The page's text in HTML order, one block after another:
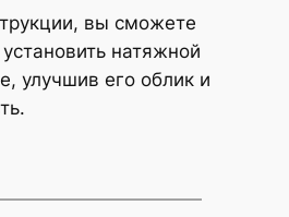
вы сможете
натяжной
улучшив его облик и